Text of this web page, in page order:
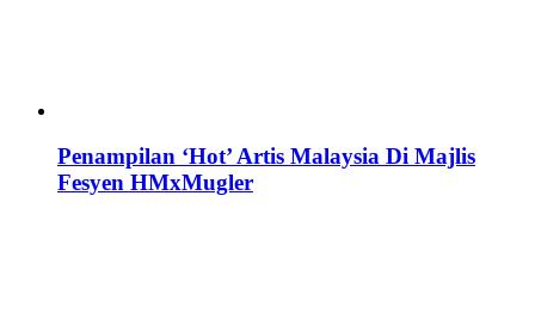
Penampilan ‘Hot’ Artis Malaysia Di Majlis
Fesyen HMxMugler